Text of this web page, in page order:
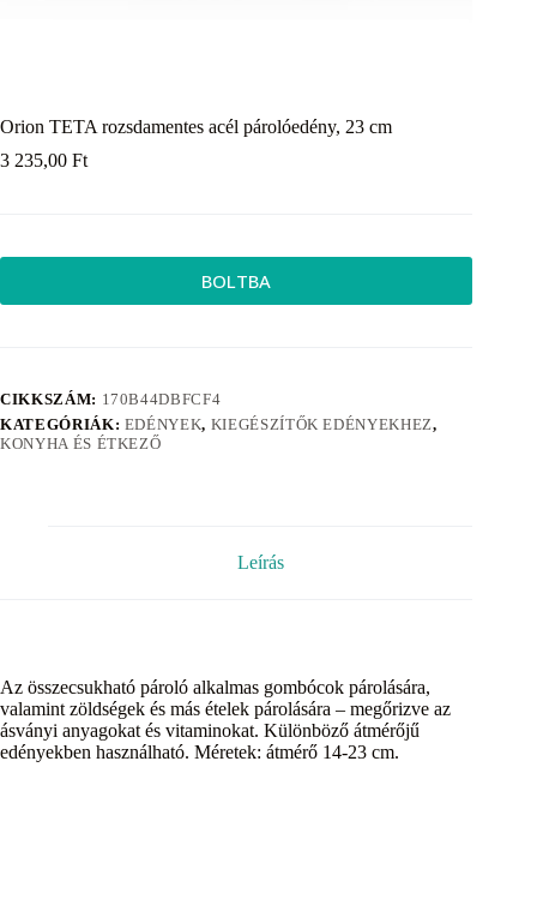
Orion TETA rozsdamentes acél párolóedény, 23 cm
3 235,00 Ft
BOLTBA
CIKKSZÁM: 170B44DBFCF4
KATEGÓRIÁK: EDÉNYEK, KIEGÉSZÍTŐK EDÉNYEKHEZ,
KONYHA ÉS ÉTKEZŐ
Leírás
Az összecsukható pároló alkalmas gombócok párolására,
valamint zöldségek és más ételek párolására – megőrizve az
ásványi anyagokat és vitaminokat. Különböző átmérőjű
edényekben használható. Méretek: átmérő 14-23 cm.